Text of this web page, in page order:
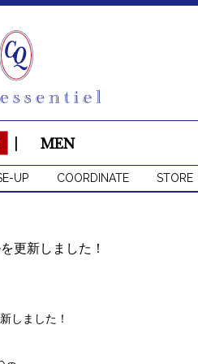
MEN
UP COORDINATE STORE
更新しました！
しました！